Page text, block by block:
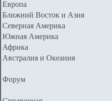
Европа
Ближний Восток и Азия
Северная Америка
Южная Америка
Африка
Австралия и Океания
Форум